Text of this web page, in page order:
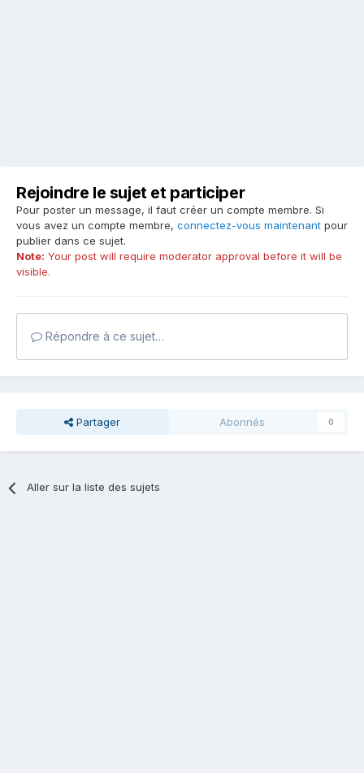
Rejoindre le sujet et participer
Pour poster un message, il faut créer un compte membre. Si
vous avez un compte membre, connectez-vous maintenant pour
publier dans ce sujet.
Note: Your post will require moderator approval before it will be
visible.
Répondre à ce sujet…
Partager Abonnés 0
Aller sur la liste des sujets